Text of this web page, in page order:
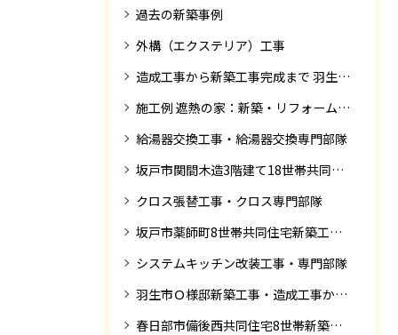
過去の新築事例
外構（エクステリア）工事
造成工事から新築工事完成まで 羽生市Ｓ様邸新築工事・
施工例 遮熱の家：新築・リフォーム ドローンにて空撮
給湯器交換工事・給湯器交換専門部隊
坂戸市関間木造3階建て18世帯共同住宅の完成迄紹介
クロス張替工事・クロス専門部隊
坂戸市薬師町8世帯共同住宅新築工事完成迄の紹介です
システムキッチン改装工事・専門部隊
羽生市Ｏ様邸新築工事・造成工事から住宅完成までの紹介
春日部市備後西共同住宅8世帯新築工事完成迄の紹介です。